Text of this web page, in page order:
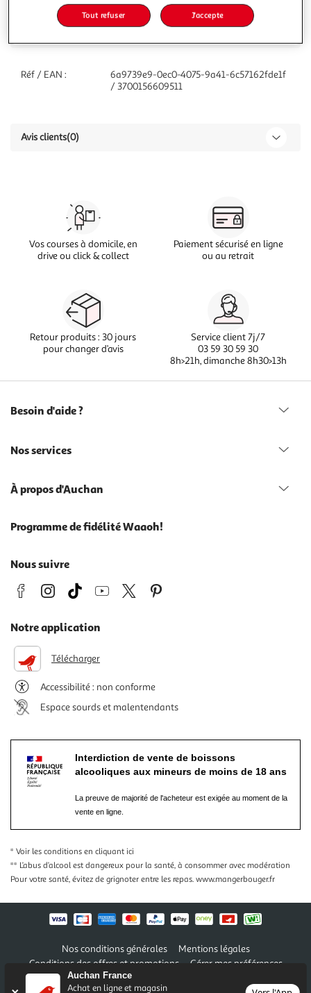
Auchan France
Achat en ligne et magasin
Réf / EAN :
6a9739e9-0ec0-4075-9a41-6c57162fde1f
/ 3700156609511
Avis clients(0)
Vos courses à domicile, en
drive ou click & collect
Paiement sécurisé en ligne
ou au retrait
Retour produits : 30 jours
pour changer d’avis
Service client 7j/7
03 59 30 59 30
8h>21h, dimanche 8h30>13h
Besoin d'aide ?
Nos services
À propos d'Auchan
Programme de fidélité Waaoh!
Nous suivre
Notre application
Télécharger
Accessibilité : non conforme
Espace sourds et malentendants
Interdiction de vente de boissons
alcooliques aux mineurs de moins de 18 ans
La preuve de majorité de l'acheteur est exigée au moment de la
vente en ligne.
* Voir les conditions en cliquant ici
** L’abus d’alcool est dangereux pour la santé, à consommer avec modération
Pour votre santé, évitez de grignoter entre les repas. www.mangerbouger.fr
Nos conditions générales
Mentions légales
Conditions des offres et promotions
Gérer mes préférences
Politique de confidentialité
Tout refuser J'accepte